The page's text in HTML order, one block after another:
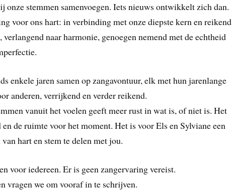
onze stemmen samenvoegen. Iets nieuws ontwikkelt zich dan.
voor ons hart: in verbinding met onze diepste kern en reikend
naar harmonie, genoegen nemend met de echtheid
enkele jaren samen op zangavontuur, elk met hun jarenlange
anderen, verrijkend en verder reikend.
vanuit het voelen geeft meer rust in wat is, of niet is. Het
de ruimte voor het moment. Het is voor Els en Sylviane een
hart en stem te delen met jou.
voor iedereen. Er is geen zangervaring vereist.
vragen we om vooraf in te schrijven.